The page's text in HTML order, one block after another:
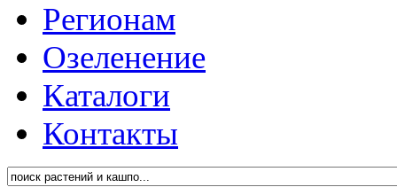
Регионам
Озеленение
Каталоги
Контакты